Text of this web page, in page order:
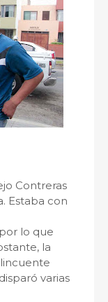
Contreras
Estaba con
lo que
la
varias